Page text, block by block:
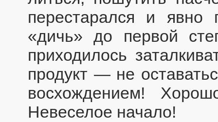
перестарался и явно
«дичь» до первой
приходилось
продукт — не
восхождением!
Невеселое начало!